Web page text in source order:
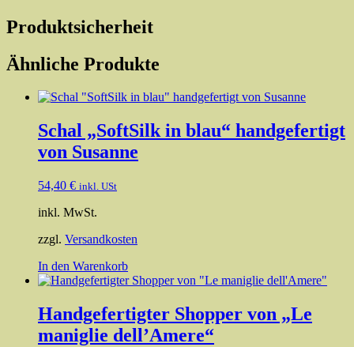
Produktsicherheit
Ähnliche Produkte
Schal „SoftSilk in blau“ handgefertigt
von Susanne
54,40 € inkl. USt
inkl. MwSt.
zzgl. Versandkosten
In den Warenkorb
Handgefertigter Shopper von „Le
maniglie dell’Amere“